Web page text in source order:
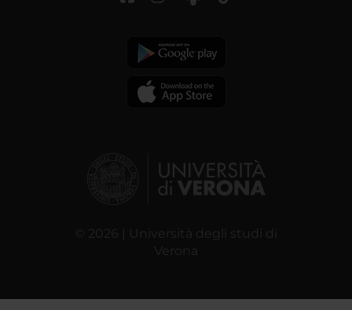
© 2026 | Università degli studi di
Verona